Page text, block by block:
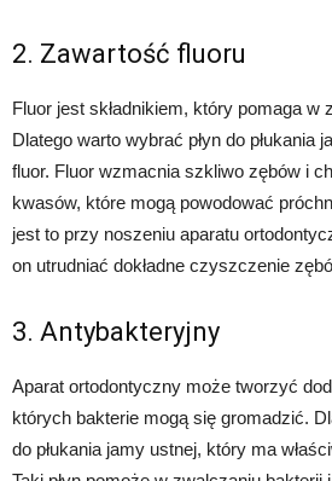
2. Zawartość fluoru
Fluor jest składnikiem, który pomaga w
Dlatego warto wybrać płyn do płukania
fluor. Fluor wzmacnia szkliwo zębów i
kwasów, które mogą powodować
jest to przy noszeniu aparatu
on utrudniać dokładne czyszczenie
3. Antybakteryjny
Aparat ortodontyczny może tworzyć
których bakterie mogą się gromadzić.
do płukania jamy ustnej, który ma